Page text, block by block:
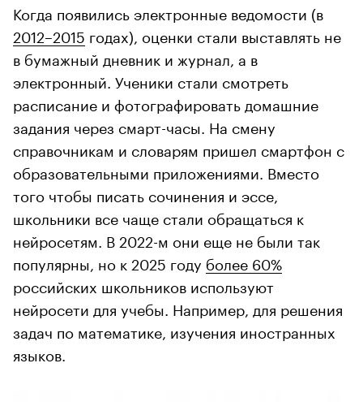
Когда появились электронные ведомости (в
2012–2015 годах), оценки стали выставлять не
в бумажный дневник и журнал, а в
электронный. Ученики стали смотреть
расписание и фотографировать домашние
задания через смарт-часы. На смену
справочникам и словарям пришел смартфон с
образовательными приложениями. Вместо
того чтобы писать сочинения и эссе,
школьники все чаще стали обращаться к
нейросетям. В 2022-м они еще не были так
популярны, но к 2025 году более 60%
российских школьников используют
нейросети для учебы. Например, для решения
задач по математике, изучения иностранных
языков.